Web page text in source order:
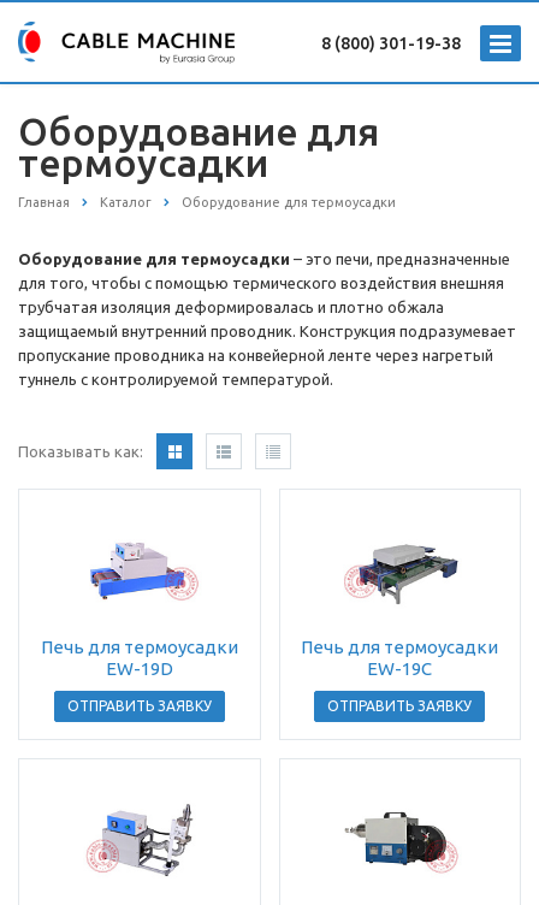
8 (800) 301-19-38
Оборудование для
термоусадки
Главная Каталог Оборудование для термоусадки
Оборудование для термоусадки – это печи, предназначенные
для того, чтобы с помощью термического воздействия внешняя
трубчатая изоляция деформировалась и плотно обжала
защищаемый внутренний проводник. Конструкция подразумевает
пропускание проводника на конвейерной ленте через нагретый
туннель с контролируемой температурой.
Показывать как:
Печь для термоусадки
EW-19D
ОТПРАВИТЬ ЗАЯВКУ
Печь для термоусадки
EW-19C
ОТПРАВИТЬ ЗАЯВКУ